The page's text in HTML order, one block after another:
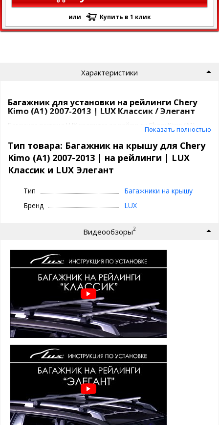
или Купить в 1 клик
Характеристики
Багажник для установки на рейлинги Chery
Kimo (A1) 2007-2013 | LUX Классик / Элегант
Багажная система LUX крепится за рейлинги Chery Kimo (A1)
Крепежные элементы жестко фиксируют багажник в
необходимом положении. Для предотвращения повреждения
лакокрасочного слоя крыши, крепежные элементы покрыты
специальным полиуретановым составом.
КЛАССИК -
без защиты от кражи
Поперечины багажника ЛЮКС представлены в 3 вариантах
оцинкованный профиль прямоугольного сечения 22х32
мм. покрытый черным пластиком для защиты от
коррозии. Для снижения шума при движении, с торцов
профиль закрыт пластиковыми заглушками, а пазы
крепления опор закрыты резиновыми уплотнителями.
алюминиевый
сечения, шириной 52 мм, с серым анодированным
покрытием. Для снижения шума при движении, с торцов
профиль закрыт пластиковыми заглушками, а пазы
крепления опор закрыты резиновыми уплотнителями.
мм для крепления дополнительных аксессуаров, по
умолчанию закрытый резиновым уплотнителем. Такой
уплотнитель удобен тем, что не позволяет
перевозимому грузу скользить по поперечине.
3. КРЫЛОВИДНЫЙ (АЭРО)
профиль овального аэродинамического крыловидного
сечения, шириной 82 мм, с черным анодированным
покрытием, заметноуменьшающий шумво время
движения. Также, для снижения шума, с торцов профиль
Показать полностью
Тип товара: Багажник на крышу для Chery
Kimo (A1) 2007-2013 | на рейлинги | LUX
Классик и LUX Элегант
Тип
Багажники на крышу
Бренд
LUX
Видеообзоры2